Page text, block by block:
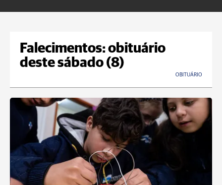
Falecimentos: obituário
deste sábado (8)
OBITUÁRIO